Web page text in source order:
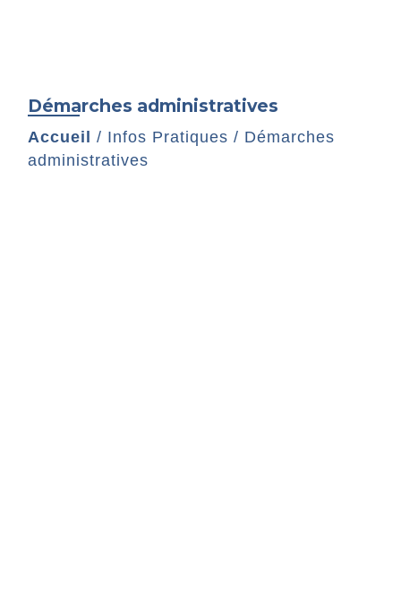
Démarches administratives
Accueil / Infos Pratiques / Démarches
administratives